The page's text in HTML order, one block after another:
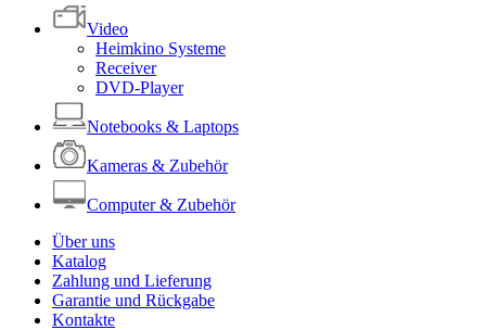
Video
Heimkino Systeme
Receiver
DVD-Player
Notebooks & Laptops
Kameras & Zubehör
Computer & Zubehör
Über uns
Katalog
Zahlung und Lieferung
Garantie und Rückgabe
Kontakte